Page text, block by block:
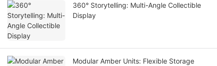
360° Storytelling: Multi-Angle Collectible
Display
Modular Amber Units: Flexible Storage